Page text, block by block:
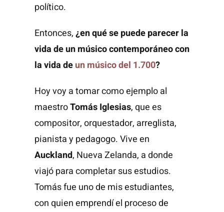
político.
Entonces,¿en qué se puede parecer la
vida de un músico contemporáneo con
la vida deun músico del 1.700?
Hoy voy a tomar como ejemplo al
maestroTomás Iglesias, que es
compositor, orquestador, arreglista,
pianista y pedagogo. Vive en
Auckland, Nueva Zelanda, a donde
viajó para completar sus estudios.
Tomás fue uno de mis estudiantes,
con quien emprendí el proceso de